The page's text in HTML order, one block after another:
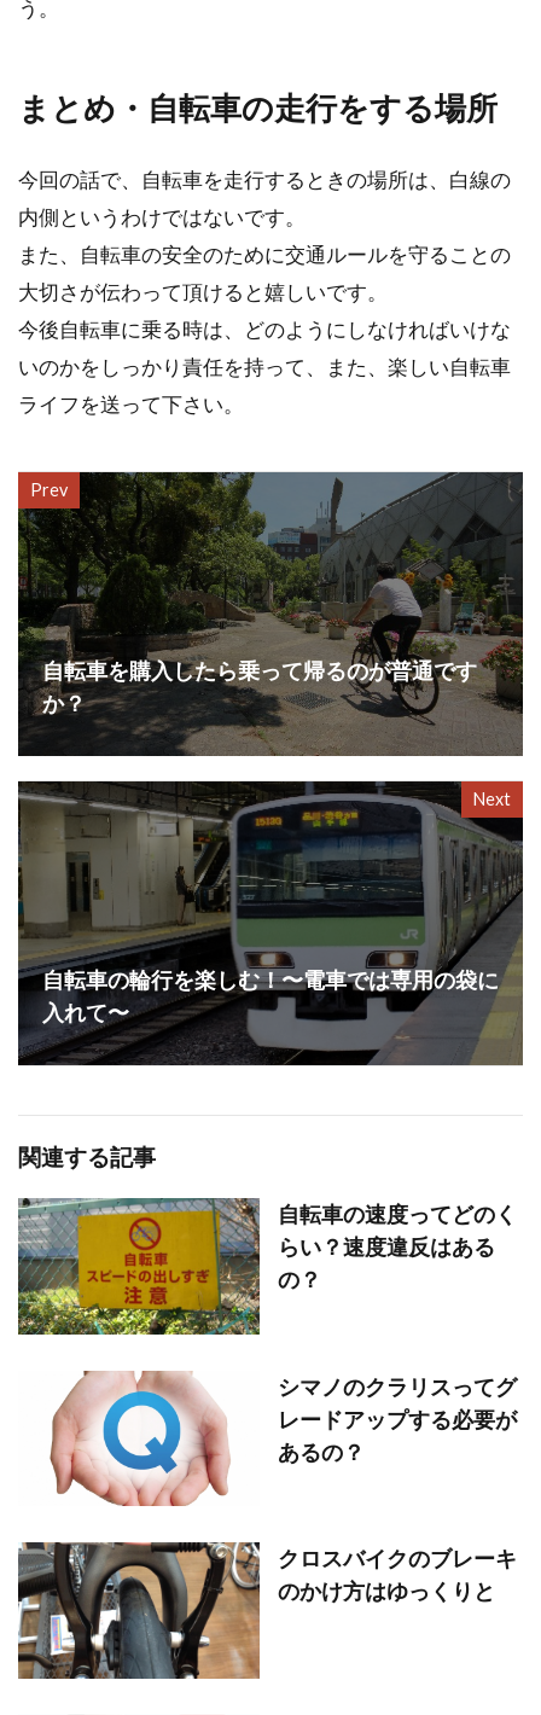
う。
まとめ・自転車の走行をする場所
今回の話で、自転車を走行するときの場所は、白線の
内側というわけではないです。
また、自転車の安全のために交通ルールを守ることの
大切さが伝わって頂けると嬉しいです。
今後自転車に乗る時は、どのようにしなければいけな
いのかをしっかり責任を持って、また、楽しい自転車
ライフを送って下さい。
Prev
自転車を購入したら乗って帰るのが普通です
か？
Next
自転車の輪行を楽しむ！〜電車では専用の袋に
入れて〜
関連する記事
自転車の速度ってどのく
らい？速度違反はある
の？
シマノのクラリスってグ
レードアップする必要が
あるの？
クロスバイクのブレーキ
のかけ方はゆっくりと